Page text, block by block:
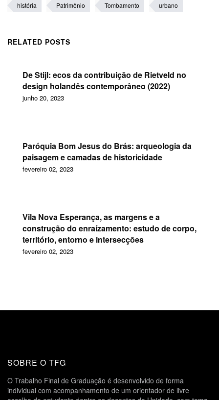
história Patrimônio Tombamento urbano
RELATED POSTS
De Stijl: ecos da contribuição de Rietveld no
design holandês contemporâneo (2022)
junho 20, 2023
Paróquia Bom Jesus do Brás: arqueologia da
paisagem e camadas de historicidade
fevereiro 02, 2023
Vila Nova Esperança, as margens e a
construção do enraízamento: estudo de corpo,
território, entorno e intersecções
fevereiro 02, 2023
SOBRE O TFG
O Trabalho Final de Graduação é desenvolvido de forma
individual com acompanhamento de um orientador de livre